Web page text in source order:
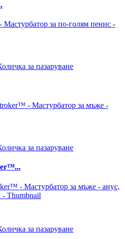
за пазаруване
за пазаруване
за пазаруване